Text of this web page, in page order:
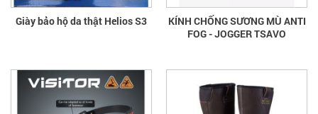
Giày bảo hộ da thật Helios S3
KÍNH CHỐNG SƯƠNG MÙ ANTI
FOG - JOGGER TSAVO